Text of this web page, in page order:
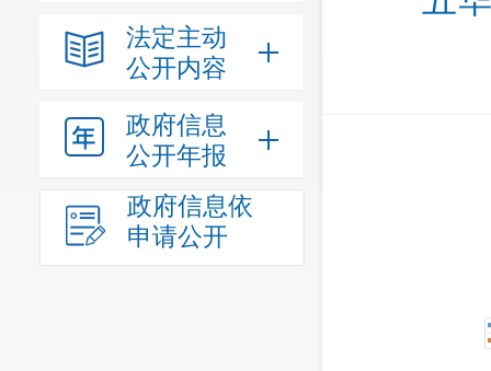
法定主动
公开内容
政府信息
公开年报
政府信息依
申请公开